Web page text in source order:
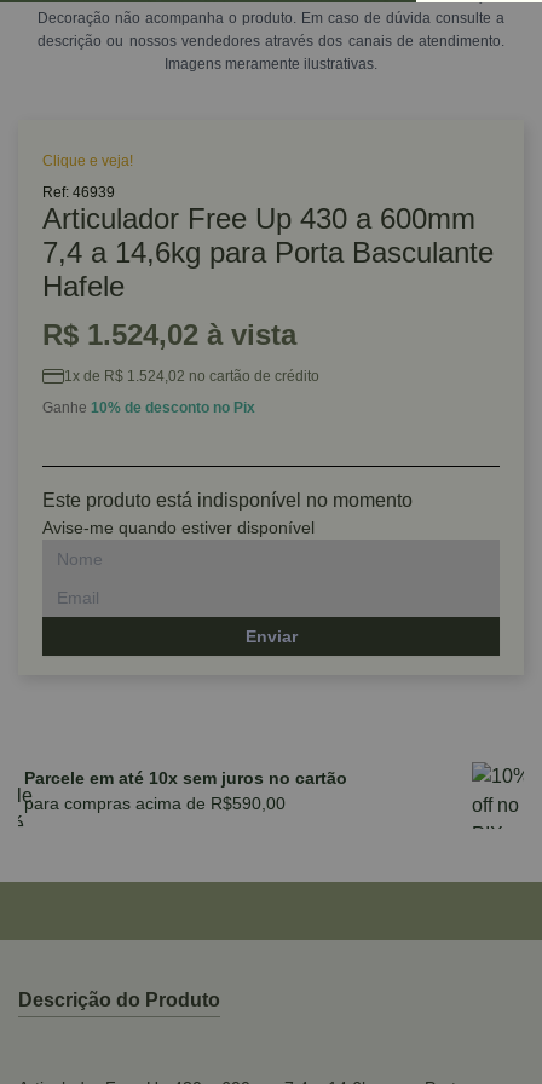
Decoração não acompanha o produto. Em caso de dúvida consulte a
descrição ou nossos vendedores através dos canais de atendimento.
Imagens meramente ilustrativas.
Clique e veja!
Ref: 46939
Articulador Free Up 430 a 600mm
7,4 a 14,6kg para Porta Basculante
Hafele
R$ 1.524,02 à vista
1x de R$ 1.524,02 no cartão de crédito
Ganhe 10% de desconto no Pix
Este produto está indisponível no momento
Avise-me quando estiver disponível
Enviar
Parcele em até 10x sem juros no cartão
para compras acima de R$590,00
Descrição do Produto